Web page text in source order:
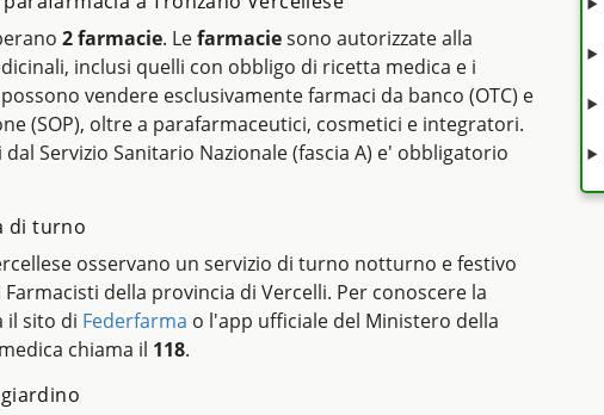
2 farmacie. Lefarmaciesono autorizzate alla
inclusi quelli con obbligo di ricetta medica e i
possono vendere esclusivamente farmaci da banco (OTC) e
(SOP), oltre a parafarmaceutici, cosmetici e integratori.
Servizio Sanitario Nazionale (fascia A) e' obbligatorio
di turno
osservano un servizio di turno notturno e festivo
della provincia di Vercelli. Per conoscere la
il sito di Federfarma o l'app ufficiale del Ministero della
chiama il 118.